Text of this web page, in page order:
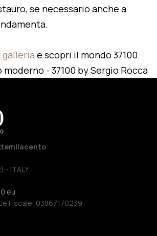
se necessario anche a
galleria e scopri il mondo 37100.
- ITALY
Fiscale: 03867170239